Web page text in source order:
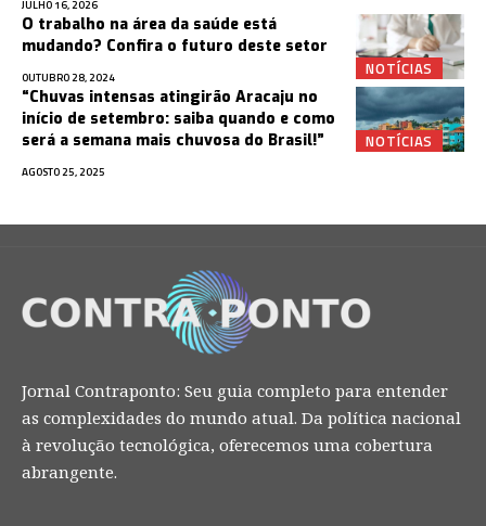
JULHO 16, 2026
NOTÍCIAS
O trabalho na área da saúde está
mudando? Confira o futuro deste setor
OUTUBRO 28, 2024
NOTÍCIAS
“Chuvas intensas atingirão Aracaju no
início de setembro: saiba quando e como
será a semana mais chuvosa do Brasil!”
AGOSTO 25, 2025
Jornal Contraponto: Seu guia completo para entender
as complexidades do mundo atual. Da política nacional
à revolução tecnológica, oferecemos uma cobertura
abrangente.